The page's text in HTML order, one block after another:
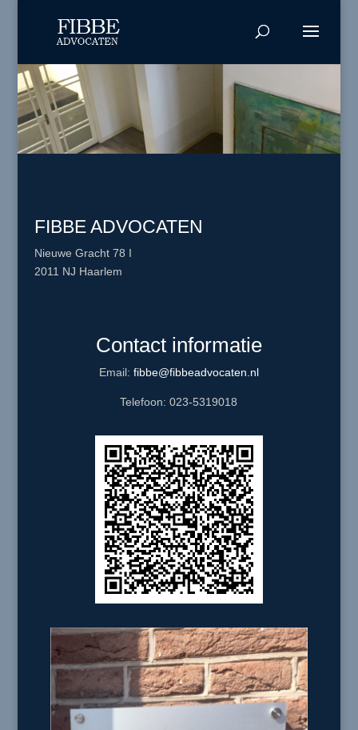
FIBBE ADVOCATEN
Nieuwe Gracht 78 I
2011 NJ Haarlem
Contact informatie
Email: fibbe@fibbeadvocaten.nl
Telefoon: 023-5319018